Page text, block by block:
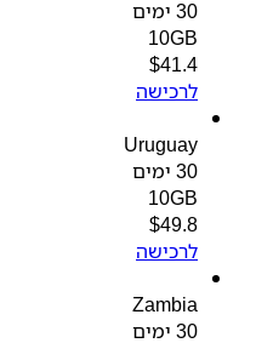
10GB
$41.4
לרכישה
Uruguay
10GB
$49.8
לרכישה
Zambia